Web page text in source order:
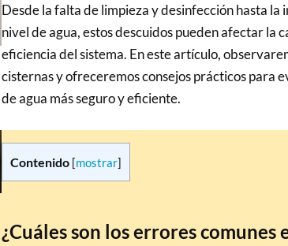
Desde la falta de limpieza y desinfección hasta
nivel de agua, estos descuidos pueden afectar la
eficiencia del sistema. En este artículo,
cisternas y ofreceremos consejos prácticos para
de agua más seguro y eficiente.
Contenido [mostrar]
¿Cuáles son los errores comunes